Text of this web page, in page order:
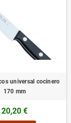
universal cocinero
170 mm
20,20 €